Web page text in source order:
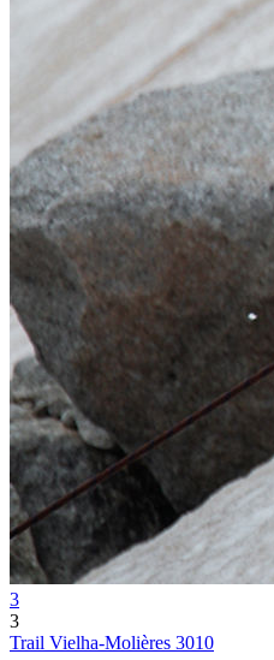
3
3
Trail Vielha-Molières 3010